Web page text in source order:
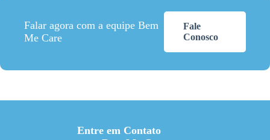
Falar agora com a equipe Bem
Me Care
Fale
Conosco
Entre em Contato